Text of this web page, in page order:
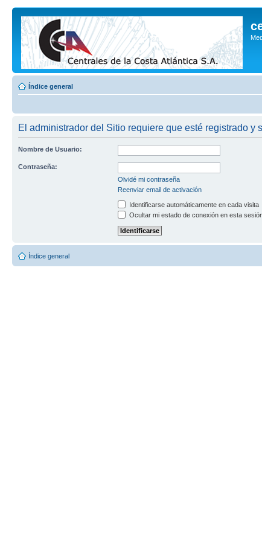
Índice general
El administrador del Sitio requiere que esté registrado y
Nombre de Usuario:
Contraseña:
Olvidé mi contraseña
Reenviar email de activación
Identificarse automáticamente en cada visita
Ocultar mi estado de conexión en esta
Índice general